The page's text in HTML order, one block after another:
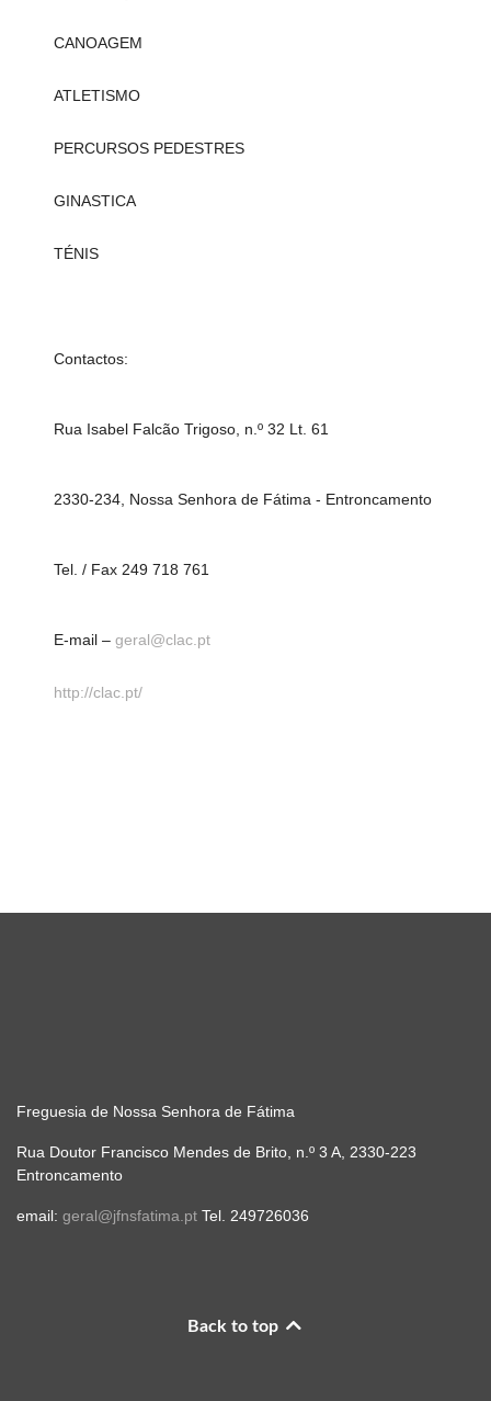
CANOAGEM
ATLETISMO
PERCURSOS PEDESTRES
GINASTICA
TÉNIS
Contactos:
Rua Isabel Falcão Trigoso, n.º 32 Lt. 61
2330-234, Nossa Senhora de Fátima - Entroncamento
Tel. / Fax 249 718 761
E-mail – geral@clac.pt
http://clac.pt/
Freguesia de Nossa Senhora de Fátima
Rua Doutor Francisco Mendes de Brito, n.º 3 A, 2330-223
Entroncamento
email: geral@jfnsfatima.pt Tel. 249726036
Back to top